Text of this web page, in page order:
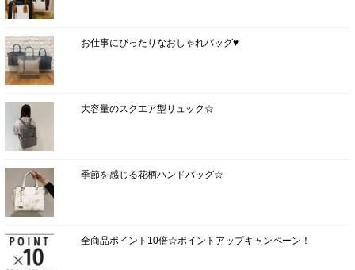
お仕事にぴったりなおしゃれバッグ♥
大容量のスクエア型リュック☆
季節を感じる花柄ハンドバッグ☆
全商品ポイント10倍☆ポイントアップキャンペーン！